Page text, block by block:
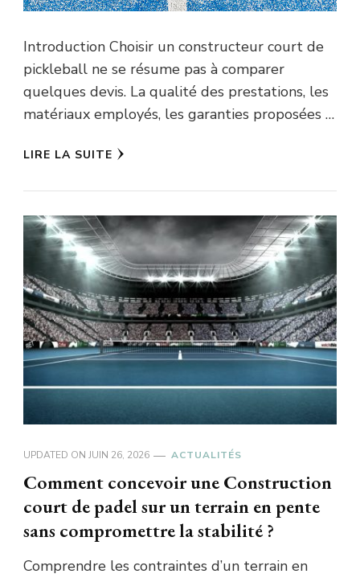
Introduction Choisir un constructeur court de
pickleball ne se résume pas à comparer
quelques devis. La qualité des prestations, les
matériaux employés, les garanties proposées …
LIRE LA SUITE
UPDATED ON JUIN 26, 2026 ACTUALITÉS
Comment concevoir une Construction
court de padel sur un terrain en pente
sans compromettre la stabilité ?
Comprendre les contraintes d’un terrain en